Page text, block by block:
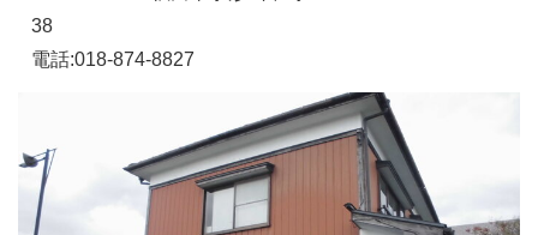
38
電話:018-874-8827